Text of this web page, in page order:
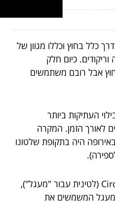
כלל בחוץ וכללו מגוון של
כיום חלק
אבל רובם משתמשים
העתיקות ביותר
לאורך הזמן. המקרה
היה בתקופת שלטונו
המילה "קרקס" מגיעה מ-Circo (לטינית עבור "מעגל"),
מעגל המשמשים את